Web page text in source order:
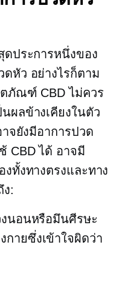
ดประการหนึ่งของ
หัว อย่างไรก็ตาม
ภัณฑ์ CBD ไม่ควร
ผลข้างเคียงในตัว
จยังมีอาการปวด
CBD ได้ อาจมี
ทั้งทางตรงและทาง
ง:
งนอนหรือมึนศีรษะ
กายซึ่งเข้าใจผิดว่า